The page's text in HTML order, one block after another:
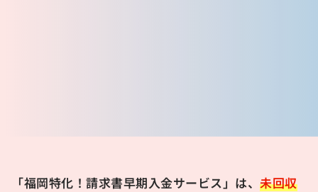
「福岡特化！請求書早期入金サービス」は、 未回収